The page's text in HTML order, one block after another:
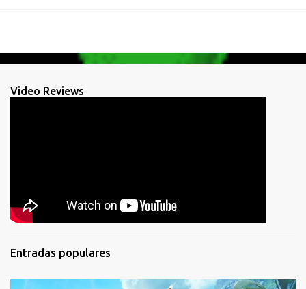
Video Reviews
Entradas populares